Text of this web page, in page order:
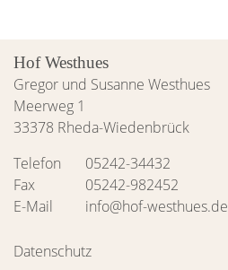
Hof Westhues
Gregor und Susanne Westhues
Meerweg 1
33378 Rheda-Wiedenbrück
Telefon
05242-34432
Fax
05242-982452
E-Mail
info@hof-westhues.de
Datenschutz